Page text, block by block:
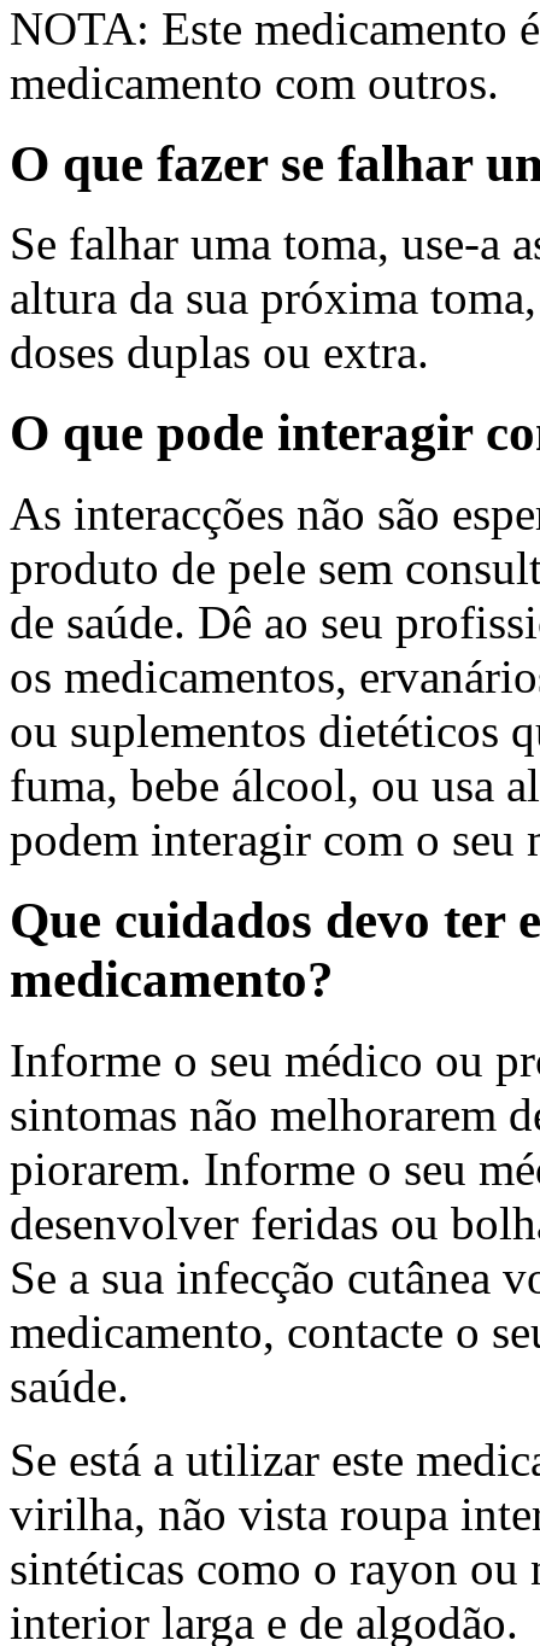
NOTA: Este medicamento
medicamento com outros.
O que fazer se falhar
Se falhar uma toma, use-a
altura da sua próxima
doses duplas ou extra.
O que pode interagir
As interacções não são
produto de pele sem
de saúde. Dê ao seu
os medicamentos,
ou suplementos dietéticos
fuma, bebe álcool, ou usa
podem interagir com o seu
Que cuidados devo ter
medicamento?
Informe o seu médico ou
sintomas não melhorarem
piorarem. Informe o seu
desenvolver feridas ou
Se a sua infecção cutânea
medicamento, contacte o
saúde.
Se está a utilizar este
virilha, não vista roupa
sintéticas como o rayon
interior larga e de algodão.